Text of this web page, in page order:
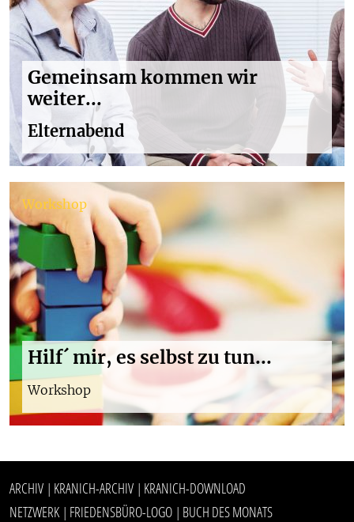
Gemeinsam kommen wir
weiter...
Elternabend
Workshop
Hilf´ mir, es selbst zu tun...
Workshop
ARCHIV | KRANICH-ARCHIV | KRANICH-DOWNLOAD
NETZWERK | FRIEDENSBÜRO-LOGO | BUCH DES MONATS